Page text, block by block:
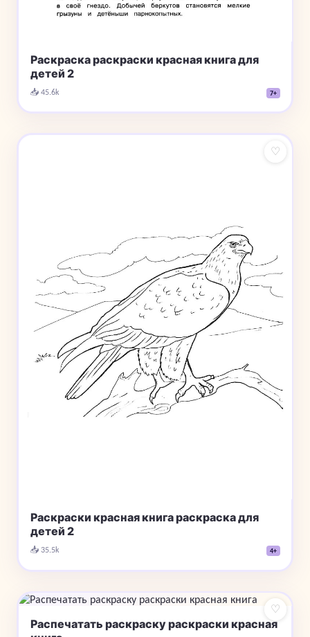
Раскраска раскраски красная книга для
детей 2
📥 45.6k 7+
♡
Раскраски красная книга раскраска для
детей 2
📥 35.5k 4+
♡
Распечатать раскраску раскраски красная